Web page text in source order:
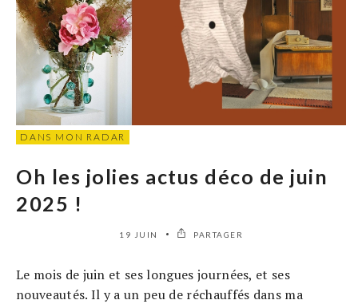
DANS MON RADAR
Oh les jolies actus déco de juin
2025 !
19 JUIN PARTAGER
Le mois de juin et ses longues journées, et ses
nouveautés. Il y a un peu de réchauffés dans ma